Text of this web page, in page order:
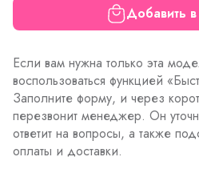
Добавить
Если вам нужна только эта
воспользоваться функцией
Заполните форму, и через
перезвонит менеджер. Он
ответит на вопросы, а также
оплаты и доставки.